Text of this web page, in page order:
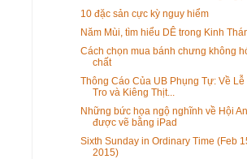
10 đặc sản cực kỳ nguy hiểm
Năm Mùi, tìm hiểu DÊ trong Kinh
Cách chọn mua bánh chưng không
chất
Thông Cáo Của UB Phụng Tự: Về Lễ
Tro và Kiêng Thịt...
Những bức họa ngộ nghĩnh về Hội An
được vẽ bằng iPad
Sixth Sunday in Ordinary Time (Feb
2015)